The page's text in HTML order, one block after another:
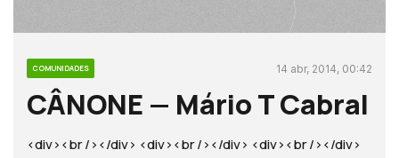
COMUNIDADES 14 abr, 2014, 00:42
CÂNONE — Mário T Cabral
<div><br /></div> <div><br /></div> <div><br /></div>